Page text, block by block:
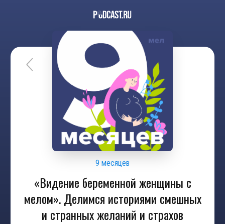
9 месяцев
«Видение беременной женщины с
мелом». Делимся историями смешных
и странных желаний и страхов